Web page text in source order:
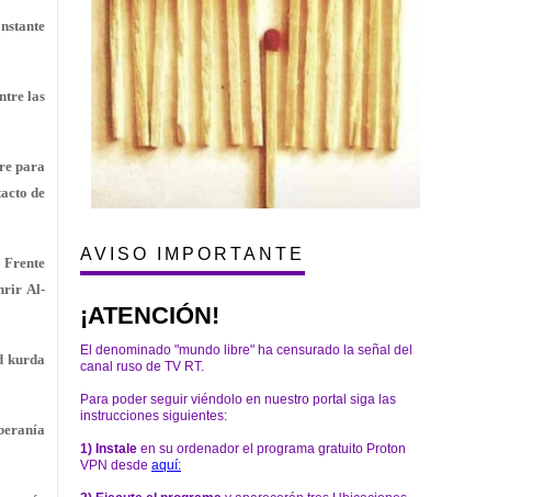
las
para
de
Al-
kurda
AVISO IMPORTANTE
¡ATENCIÓN!
El denominado "mundo libre" ha censurado la señal del
canal ruso de TV RT.
Para poder seguir viéndolo en nuestro portal siga las
instrucciones siguientes:
1) Instale en su ordenador el programa gratuito Proton
VPN desde aquí: